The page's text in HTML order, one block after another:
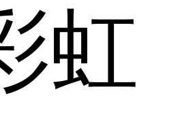
虹